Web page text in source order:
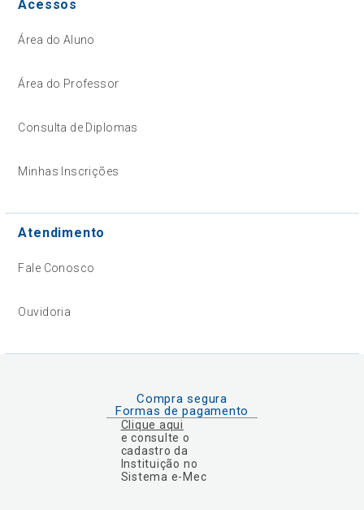
Acessos
Área do Aluno
Área do Professor
Consulta de Diplomas
Minhas Inscrições
Atendimento
Fale Conosco
Ouvidoria
Compra segura
Formas de pagamento
Clique aqui
e consulte o
cadastro da
Instituição no
Sistema e-Mec